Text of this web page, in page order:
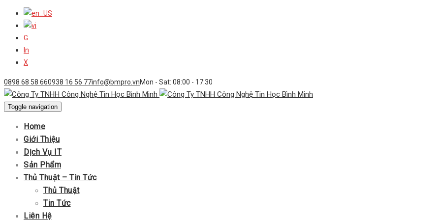
G
In
X
0898 68 58 660938 16 56 77info@bmpro.vnMon - Sat: 08:00 - 17:30
Toggle navigation
Home
Giới Thiệu
Dịch Vụ IT
Sản Phẩm
Thủ Thuật – Tin Tức
Thủ Thuật
Tin Tức
Liên Hệ